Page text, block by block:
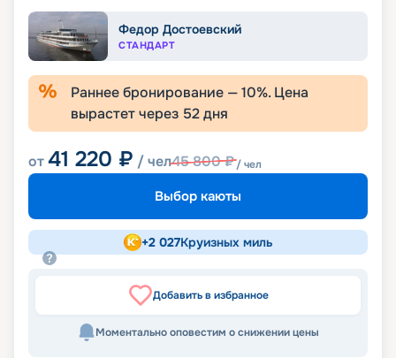
Федор Достоевский
СТАНДАРТ
Раннее бронирование —10%. Цена
вырастет через 52дня
от41 220 ₽ / чел45 800₽/ чел
Выбор каюты
+2 027Круизных миль
Добавить в избранное
Моментально оповестим о снижении цены